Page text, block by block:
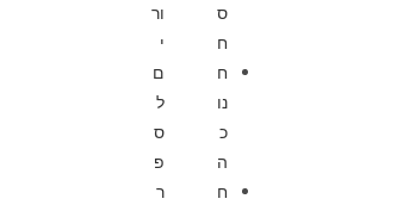
ס
ח
ח
נו
כ
ה
ח
ור
י
ם
ל
ס
פ
ר